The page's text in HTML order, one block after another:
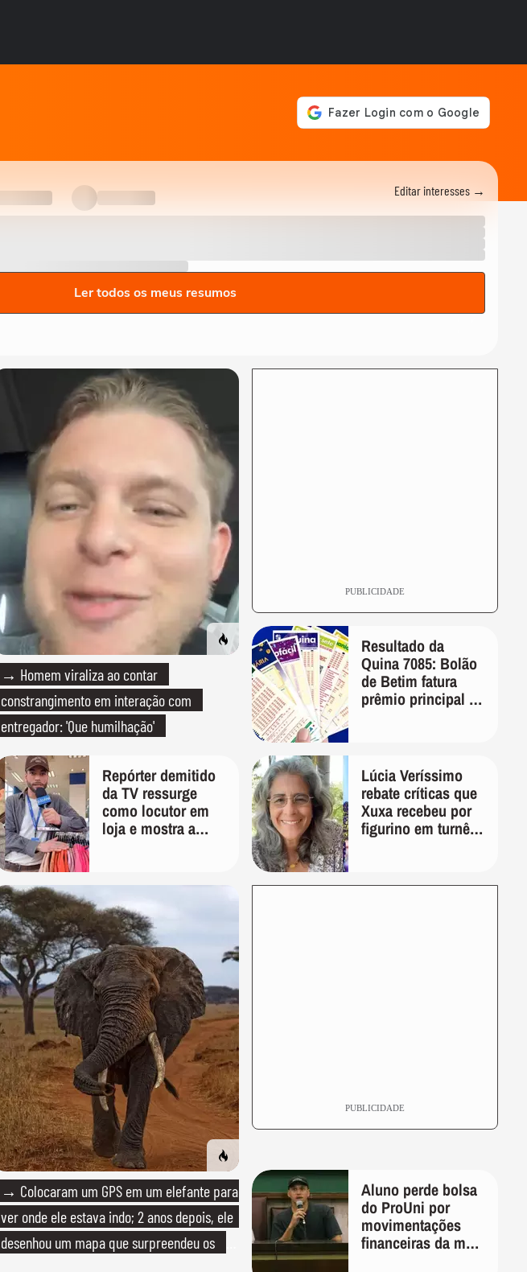
após senador ser confirmado
ELEIÇÕES
Caiado diz em sabatina que
quarto mandato de Lula seria
ELEIÇÕES
dialogar com parlamentares,
como vai começar a campanha
nos...
Zema diz que vice deve ser do
Editar interesses →
Ler todos os meus resumos
→ Homem viraliza ao contar
constrangimento em interação com
entregador: 'Que humilhação'
PUBLICIDADE
→ Colocaram um GPS em um elefante para
ver onde ele estava indo; 2 anos depois, ele
desenhou um mapa que surpreendeu os
Resultado da
Quina 7085: Bolão
de Betim fatura
prêmio principal de
Repórter demitido
da TV ressurge
como locutor em
loja e mostra a
Lúcia Veríssimo
rebate críticas que
Xuxa recebeu por
figurino em turnê:
PUBLICIDADE
Aluno perde bolsa
do ProUni por
movimentações
financeiras da mãe